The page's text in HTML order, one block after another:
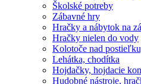
Školské potreby
Zábavné hry
Hračky a nábytok na
Hračky nielen do vody
Kolotoče nad
Lehátka, chodítka
Hojdačky, hojdacie
Hudobné nástroje,